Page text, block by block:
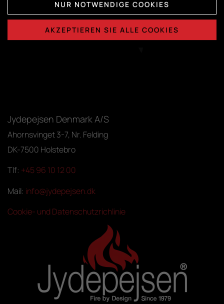
und leicht bedienbar sind, ein stilreines Design
aufweisen und nur wenige Partikel ausstoßen, um
die Umwelt zu schützen.
Jydepejsen Denmark A/S
Ahornsvinget 3-7, Nr. Felding
DK-7500 Holstebro
Tlf: +45 96 10 12 00
Mail: info@jydepejsen.dk
Cookie- und Datenschutzrichlinie
NUR NOTWENDIGE COOKIES
AKZEPTIEREN SIE ALLE COOKIES